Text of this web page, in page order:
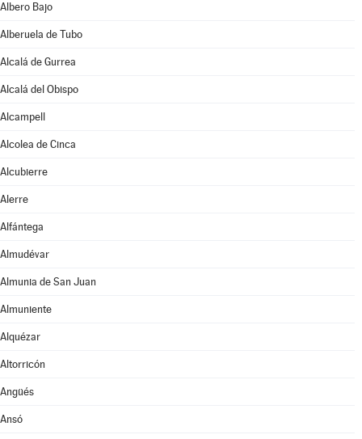
Albero Bajo
Alberuela de Tubo
Alcalá de Gurrea
Alcalá del Obispo
Alcampell
Alcolea de Cinca
Alcubierre
Alerre
Alfántega
Almudévar
Almunia de San Juan
Almuniente
Alquézar
Altorricón
Angüés
Ansó